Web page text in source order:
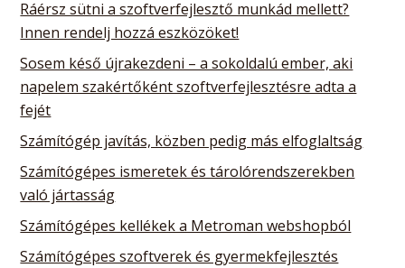
Ráérsz sütni a szoftverfejlesztő munkád mellett?
Innen rendelj hozzá eszközöket!
Sosem késő újrakezdeni – a sokoldalú ember, aki
napelem szakértőként szoftverfejlesztésre adta a
fejét
Számítógép javítás, közben pedig más elfoglaltság
Számítógépes ismeretek és tárolórendszerekben
való jártasság
Számítógépes kellékek a Metroman webshopból
Számítógépes szoftverek és gyermekfejlesztés